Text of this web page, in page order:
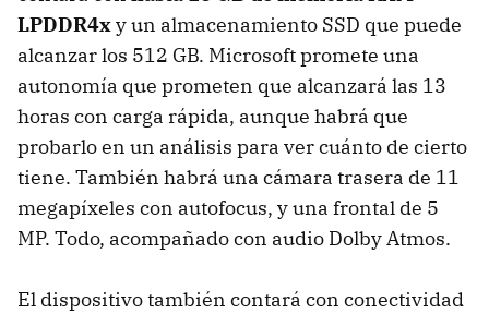
LPDDR4xy un almacenamiento SSD que puede
alcanzar los 512 GB. Microsoft promete una
autonomía que prometen que alcanzará las 13
horas con carga rápida, aunque habrá que
probarlo en un análisis para ver cuánto de cierto
tiene. También habrá una cámara trasera de 11
megapíxeles con autofocus, y una frontal de 5
MP. Todo, acompañado con audio Dolby Atmos.
El dispositivo también contará con conectividad